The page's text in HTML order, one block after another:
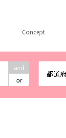
and
or
都道
Concept